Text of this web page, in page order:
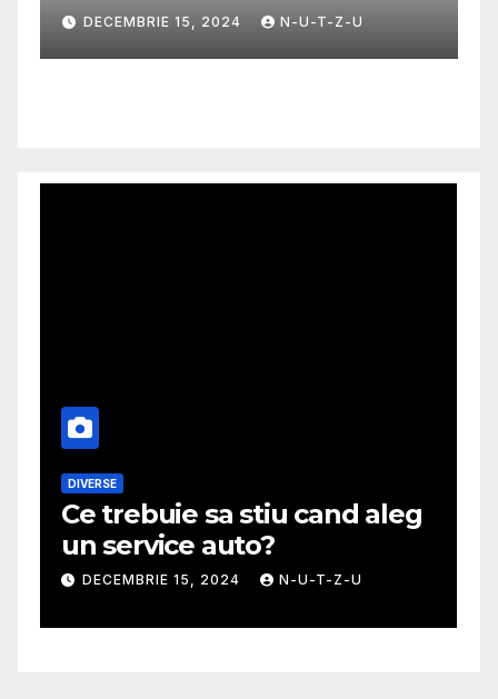
DECEMBRIE 15, 2024 N-U-T-Z-U
DIVERSE
Ce trebuie sa stiu cand aleg
un service auto?
DECEMBRIE 15, 2024 N-U-T-Z-U